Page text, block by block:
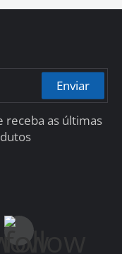
Enviar
receba as últimas